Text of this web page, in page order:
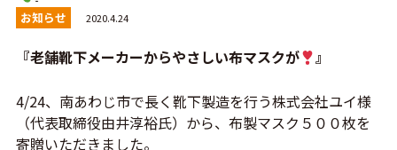
お知らせ 2020.4.24
『老舗靴下メーカーからやさしい布マスクが 』
4/24、南あわじ市で長く靴下製造を行う株式会社ユイ様
（代表取締役由井淳裕氏）から、布製マスク５００枚を
寄贈いただきました。